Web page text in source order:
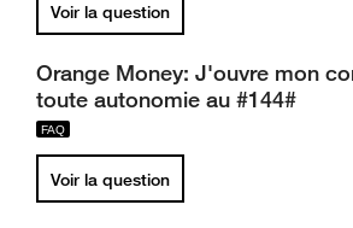
Voir la question
Orange Money: J'ouvre mon
toute autonomie au #144#
Voir la question